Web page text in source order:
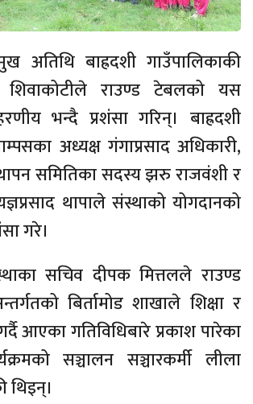
अतिथि बाह्रदशी गाउँपालिकाकी
शिवाकोटीले राउण्ड टेबलको यस
भन्दै प्रशंसा गरिन्। बाह्रदशी
अध्यक्ष गंगाप्रसाद अधिकारी,
समितिका सदस्य झरु राजवंशी र
थापाले संस्थाको योगदानको
गरे।
सचिव दीपक मित्तलले राउण्ड
बिर्तामोड शाखाले शिक्षा र
गर्दै आएका गतिविधिबारे प्रकाश पारेका
सञ्चालन सञ्चारकर्मी लीला